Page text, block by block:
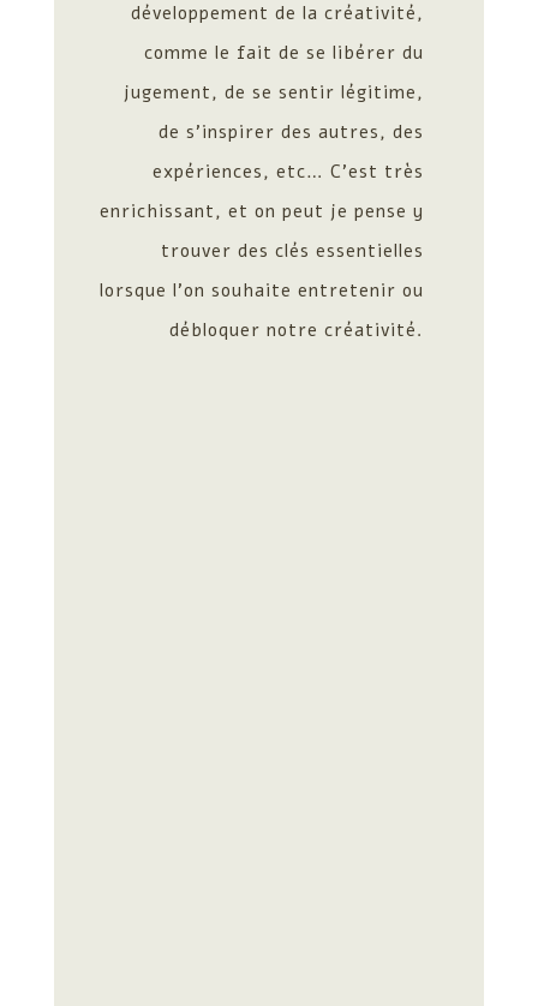
développement de la créativité,
comme le fait de se libérer du
jugement, de se sentir légitime,
de s’inspirer des autres, des
expériences, etc… C’est très
enrichissant, et on peut je pense y
trouver des clés essentielles
lorsque l’on souhaite entretenir ou
débloquer notre créativité.